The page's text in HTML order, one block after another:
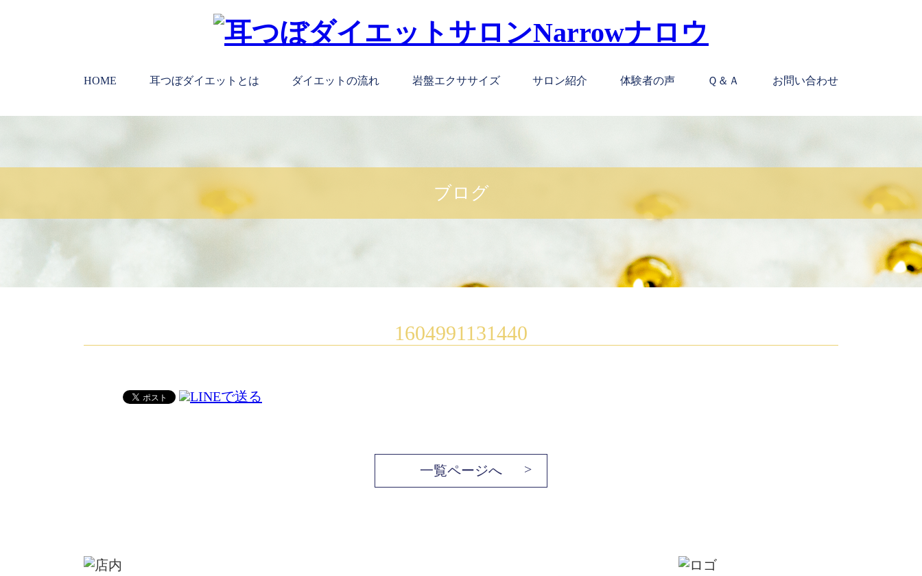
HOME 耳つぼダイエットとは ダイエットの流れ 岩盤エクササイズ サロン紹介 体験者の声 Ｑ＆Ａ お問い合わせ
ブログ
1604991131440
一覧ページへ